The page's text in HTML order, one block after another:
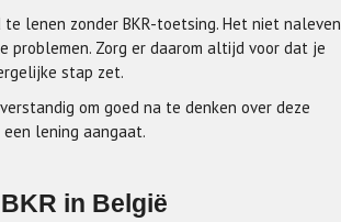
lenen zonder BKR-toetsing. Het niet naleven
Zorg er daarom altijd voor dat je
stap zet.
om goed na te denken over deze
lening aangaat.
in België